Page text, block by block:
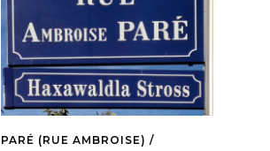
PARÉ (RUE AMBROISE) /